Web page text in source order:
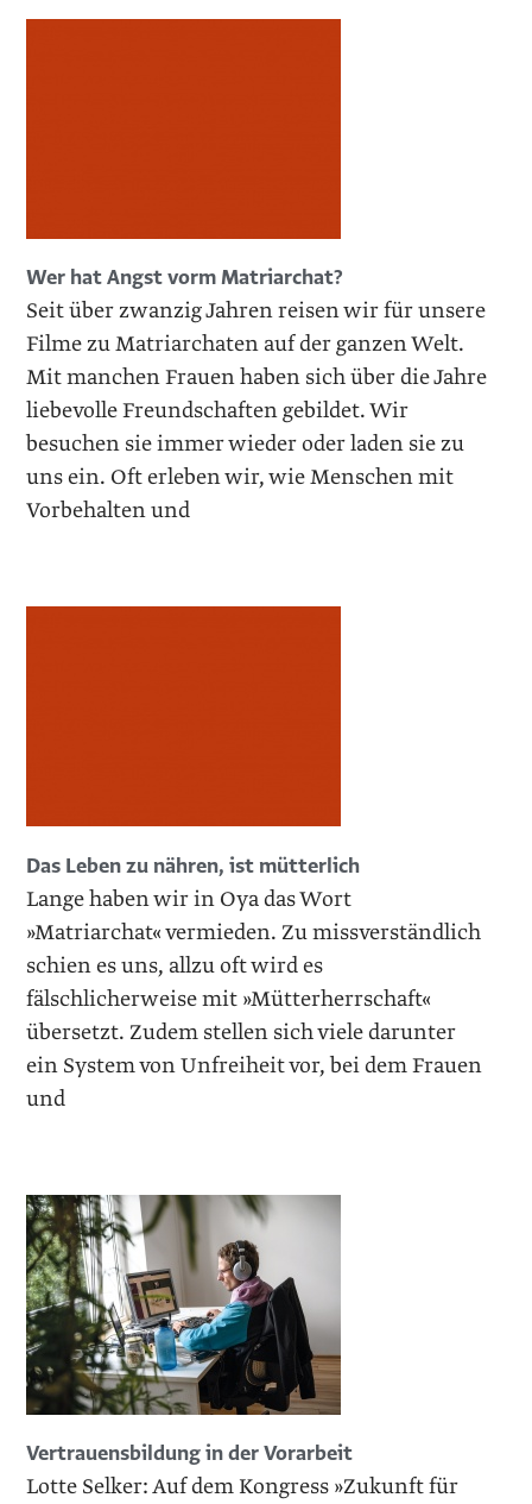
Wer hat Angst vorm Matriarchat?
Seit über zwanzig Jahren reisen wir für unsere
Filme zu Matriarchaten auf der ganzen Welt.
Mit manchen Frauen haben sich über die Jahre
liebevolle Freundschaften gebildet. Wir
besuchen sie immer wieder oder laden sie zu
uns ein. Oft erleben wir, wie Menschen mit
Vorbehalten und
Das Leben zu nähren, ist mütterlich
Lange haben wir in Oya das Wort
»Matriarchat« vermieden. Zu missverständlich
schien es uns, allzu oft wird es
fälschlicherweise mit »Mütterherrschaft«
übersetzt. Zudem stellen sich viele darunter
ein System von Unfreiheit vor, bei dem Frauen
und
Vertrauensbildung in der Vorarbeit
Lotte Selker: Auf dem Kongress »Zukunft für